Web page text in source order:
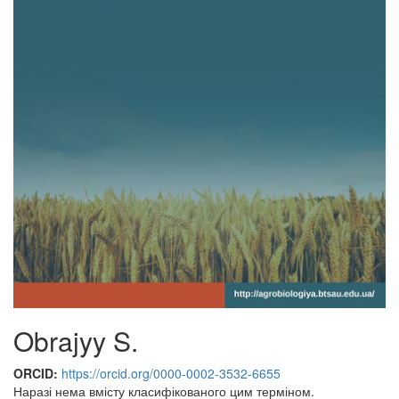
Obrajyy S.
ORCID: https://orcid.org/0000-0002-3532-6655
Наразі нема вмісту класифікованого цим терміном.